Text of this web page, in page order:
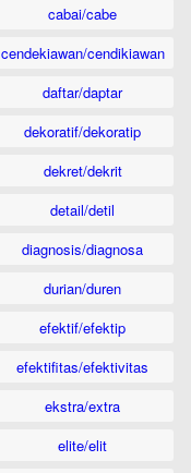
cabai/cabe
cendekiawan/cendikiawan
daftar/daptar
dekoratif/dekoratip
dekret/dekrit
detail/detil
diagnosis/diagnosa
durian/duren
efektif/efektip
efektifitas/efektivitas
ekstra/extra
elite/elit